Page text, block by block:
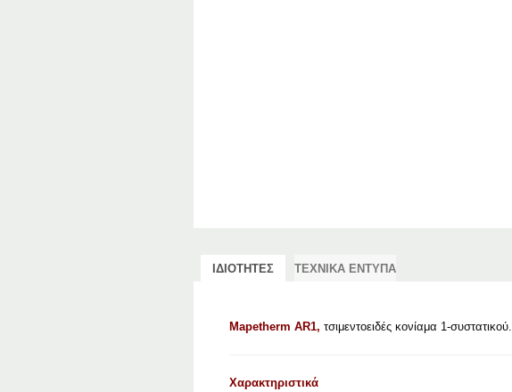
ΙΔΙΟΤΗΤΕΣ ΤΕΧΝΙΚΑ ΕΝΤΥΠΑ
Mapetherm AR1, τσιμεντοειδές κονίαμα 1-συστατικού.
Χαρακτηριστικά